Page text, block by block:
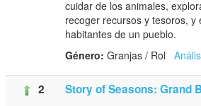
cuidar de los animales,
recoger recursos y tesoros, y
habitantes de un pueblo.
Género: Granjas / Rol
2 Story of Seasons: Grand